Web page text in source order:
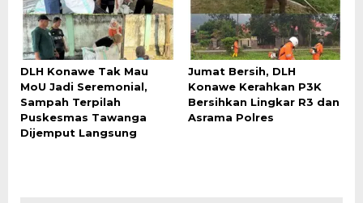
DLH Konawe Tak Mau
MoU Jadi Seremonial,
Sampah Terpilah
Puskesmas Tawanga
Dijemput Langsung
Jumat Bersih, DLH
Konawe Kerahkan P3K
Bersihkan Lingkar R3 dan
Asrama Polres